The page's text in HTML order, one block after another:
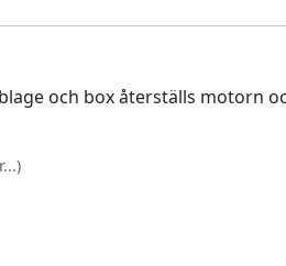
och box återställs motorn